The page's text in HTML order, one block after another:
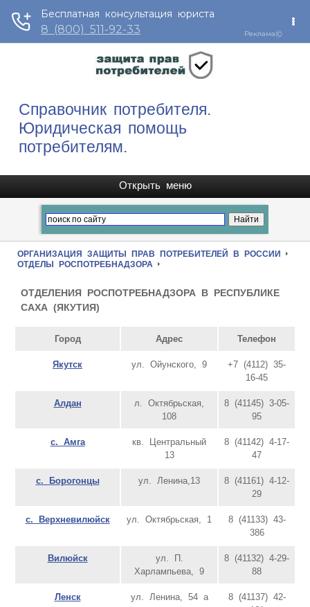
Справочник потребителя.
Юридическая помощь
потребителям.
ОРГАНИЗАЦИЯ ЗАЩИТЫ ПРАВ ПОТРЕБИТЕЛЕЙ В РОССИИ
ОТДЕЛЫ РОСПОТРЕБНАДЗОРА
ОТДЕЛЕНИЯ РОСПОТРЕБНАДЗОРА В РЕСПУБЛИКЕ
САХА (ЯКУТИЯ)
Город Адрес Телефон
Якутск ул. Ойунского, 9
+7 (4112) 35-
16-45
Алдан
л. Октябрьская,
108
8 (41145) 3-05-
95
с. Амга
кв. Центральный
13
8 (41142) 4-17-
47
с. Борогонцы ул. Ленина,13
8 (41161) 4-12-
29
с. Верхневилюйск ул. Октябрьская, 1
8 (41133) 43-
386
Вилюйск
ул. П.
Харлампьева, 9
8 (41132) 4-29-
88
Ленск ул. Ленина, 54 а
8 (41137) 42-